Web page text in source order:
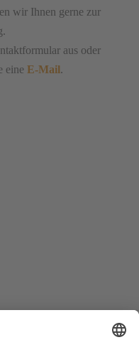
wir Ihnen gerne zur
aus oder
eine E-Mail.